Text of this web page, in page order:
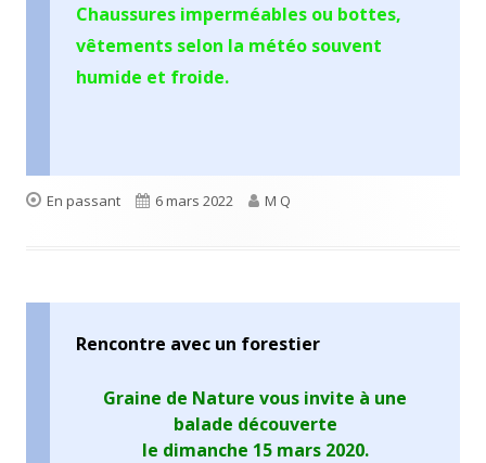
Chaussures imperméables ou bottes,
vêtements selon la météo souvent
humide et froide.
Format
En passant
Publié
6 mars 2022 Auteur
M Q
Rencontre avec un forestier
Graine de Nature vous invite à une
balade découverte
le dimanche 15 mars 2020.